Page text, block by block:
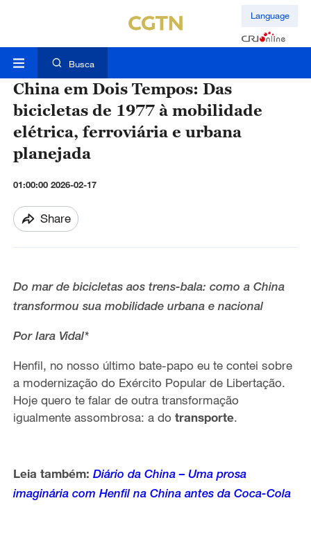
Language
Busca
China em Dois Tempos: Das
bicicletas de 1977 à mobilidade
elétrica, ferroviária e urbana
planejada
01:00:00 2026-02-17
Share
Do mar de bicicletas aos trens-bala: como a China
transformou sua mobilidade urbana e nacional
Por Iara Vidal*
Henfil, no nosso último bate-papo eu te contei sobre
a modernização do Exército Popular de Libertação.
Hoje quero te falar de outra transformação
igualmente assombrosa: a do transporte.
Leia também: Diário da China – Uma prosa
imaginária com Henfil na China antes da Coca-Cola